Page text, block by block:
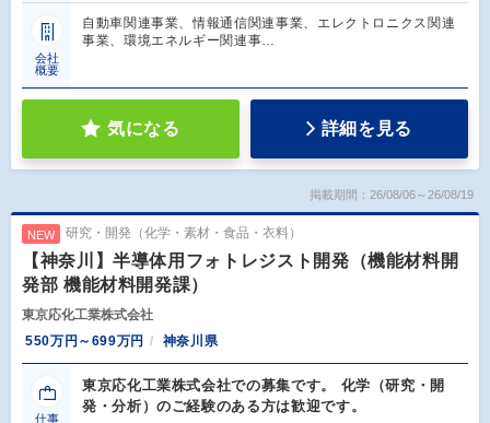
会社
概要
自動車関連事業、情報通信関連事業、エレクトロニクス関連
事業、環境エネルギー関連事…
気になる 詳細を見る
掲載期間：26/08/06～26/08/19
NEW 研究・開発（化学・素材・食品・衣料）
【神奈川】半導体用フォトレジスト開発（機能材料開
発部 機能材料開発課）
東京応化工業株式会社
550万円～699万円
神奈川県
仕事
東京応化工業株式会社での募集です。 化学（研究・開
発・分析）のご経験のある方は歓迎です。